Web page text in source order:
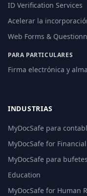
ID Verification Services
Acelerar la
Web Forms &
PARA PARTICULARES
Firma electrónica y
INDUSTRIAS
MyDocSafe para
MyDocSafe for
MyDocSafe para
Education
MyDocSafe for Human